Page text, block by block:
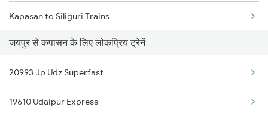
Jaipur to Jharli Trains
Jaipur to Akbarpur Trains
Jaipur to Abu Road Trains
Jaipur to Ahmedabad Trains
Kapasan to Siliguri Trains
Kapasan to Neemuch Trains
Kapasan to Neem Ka Thana Trains
Kapasan to Nasirabad Trains
जयपुर से कपासन के लिए लोकप्रिय ट्रेनें
20993 Jp Udz Superfast
19610 Udaipur Express